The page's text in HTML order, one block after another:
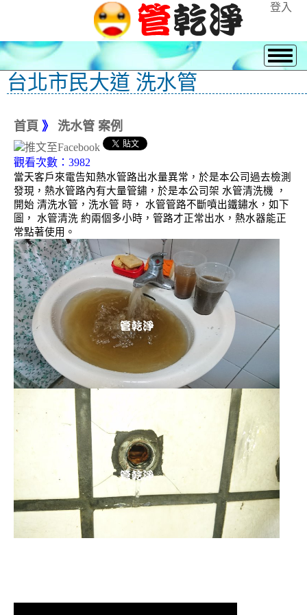
登入
台北市民大道 洗水管
首頁 》 洗水管 案例
觀看次數：3982
當天客戶來電告知熱水管路出水量異常，於是本公司過去檢測
發現，熱水管路內有大量管鏽，於是本公司架 水管清洗機 ，
開始 清洗水管，洗水管 時， 水管管路不斷噴出鐵鏽水，如下
圖， 水管清洗 約兩個多小時，管路才正常出水，熱水器能正
常點著使用。